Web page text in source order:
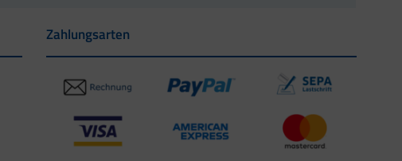
Zahlungsarten